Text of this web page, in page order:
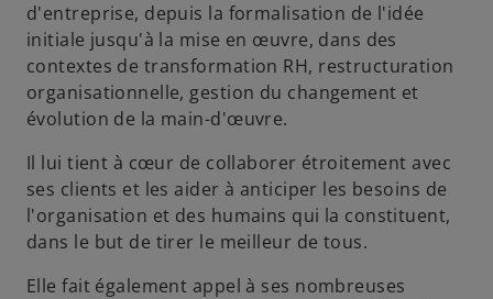
d'entreprise, depuis la formalisation de l'idée
initiale jusqu'à la mise en œuvre, dans des
contextes de transformation RH, restructuration
organisationnelle, gestion du changement et
évolution de la main-d'œuvre.
Il lui tient à cœur de collaborer étroitement avec
ses clients et les aider à anticiper les besoins de
l'organisation et des humains qui la constituent,
dans le but de tirer le meilleur de tous.
Elle fait également appel à ses nombreuses